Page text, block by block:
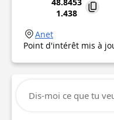
1.438
Anet
Point d'intérêt mis à
Dis-moi ce que tu